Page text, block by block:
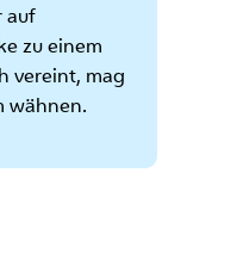
auf
zu einem
vereint, mag
wähnen.